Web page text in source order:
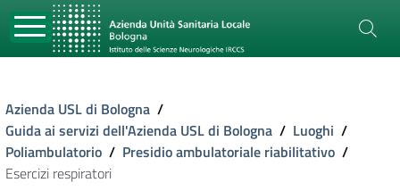
Azienda USL di Bologna /
Guida ai servizi dell'Azienda USL di Bologna / Luoghi /
Poliambulatorio / Presidio ambulatoriale riabilitativo /
Esercizi respiratori